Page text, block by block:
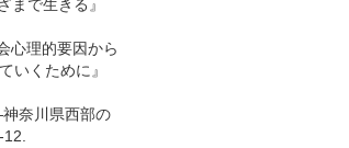
で生きる』
心理的要因から
いくために』
奈川県西部の